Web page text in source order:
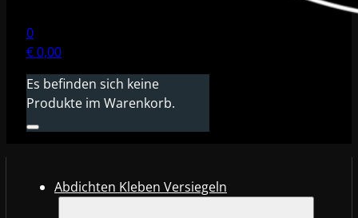
0
€0,00
Es befinden sich keine
Produkte im Warenkorb.
Abdichten Kleben Versiegeln